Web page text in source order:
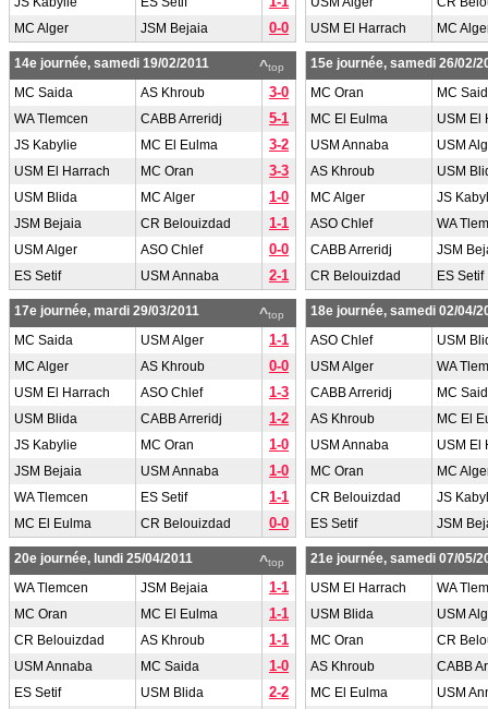
MC Alger JSM Bejaia 0-0
USM El Harrach
MC
^top
14e journée, samedi 19/02/2011
MC Saida
AS Khroub 3-0
WA Tlemcen CABB Arreridj 5-1
JS Kabylie MC El Eulma 3-2
USM El Harrach MC Oran 3-3
USM Blida MC Alger 1-0
JSM Bejaia CR Belouizdad 1-1
USM Alger ASO Chlef 0-0
ES Setif USM Annaba 2-1
15e journée, samedi 26/02/
MC Oran
MC
MC El Eulma
USM El
USM Annaba
USM
AS Khroub
USM
MC Alger
JS
ASO Chlef
WA
CABB Arreridj
JSM
CR Belouizdad
ES Setif
^top
17e journée, mardi 29/03/2011
MC Saida
USM Alger 1-1
MC Alger AS Khroub 0-0
USM El Harrach ASO Chlef 1-3
USM Blida CABB Arreridj 1-2
JS Kabylie MC Oran 1-0
JSM Bejaia USM Annaba 1-0
WA Tlemcen ES Setif 1-1
MC El Eulma CR Belouizdad 0-0
18e journée, samedi 02/04/
ASO Chlef
USM
USM Alger
WA
CABB Arreridj
MC
AS Khroub
MC El
USM Annaba
USM El
MC Oran
MC
CR Belouizdad
JS
ES Setif
JSM
^top
20e journée, lundi 25/04/2011
WA Tlemcen
JSM Bejaia 1-1
MC Oran MC El Eulma 1-1
CR Belouizdad AS Khroub 1-1
USM Annaba MC Saida 1-0
ES Setif USM Blida 2-2
21e journée, samedi 07/05/
USM El Harrach
WA
USM Blida
USM
MC Oran
CR
AS Khroub
CABB
MC El Eulma
USM